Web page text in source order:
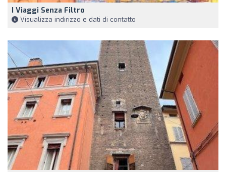
I Viaggi Senza Filtro
Visualizza indirizzo e dati di contatto